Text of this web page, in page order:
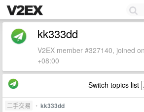
kk333dd
V2EX member #327140, joined
+08:00
Switch topics list
二手交易 • kk333dd